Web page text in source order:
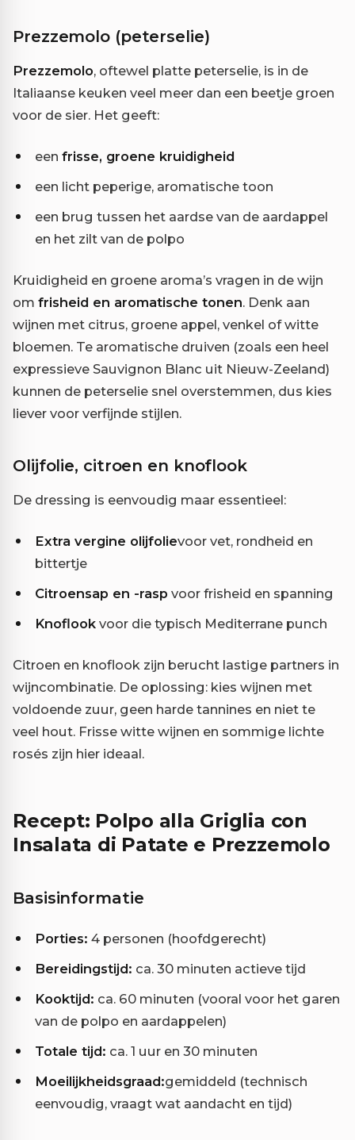
Prezzemolo (peterselie)
Prezzemolo, oftewel platte peterselie, is in de
Italiaanse keuken veel meer dan een beetje groen
voor de sier. Het geeft:
een frisse, groene kruidigheid
een licht peperige, aromatische toon
een brug tussen het aardse van de aardappel
en het zilt van de polpo
Kruidigheid en groene aroma’s vragen in de wijn
om frisheid en aromatische tonen. Denk aan
wijnen met citrus, groene appel, venkel of witte
bloemen. Te aromatische druiven (zoals een heel
expressieve Sauvignon Blanc uit Nieuw-Zeeland)
kunnen de peterselie snel overstemmen, dus kies
liever voor verfijnde stijlen.
Olijfolie, citroen en knoflook
De dressing is eenvoudig maar essentieel:
Extra vergine olijfolievoor vet, rondheid en
bittertje
Citroensap en -rasp voor frisheid en spanning
Knoflook voor die typisch Mediterrane punch
Citroen en knoflook zijn berucht lastige partners in
wijncombinatie. De oplossing: kies wijnen met
voldoende zuur, geen harde tannines en niet te
veel hout. Frisse witte wijnen en sommige lichte
rosés zijn hier ideaal.
Recept: Polpo alla Griglia con
Insalata di Patate e Prezzemolo
Basisinformatie
Porties: 4 personen (hoofdgerecht)
Bereidingstijd: ca. 30 minuten actieve tijd
Kooktijd: ca. 60 minuten (vooral voor het garen
van de polpo en aardappelen)
Totale tijd: ca. 1 uur en 30 minuten
Moeilijkheidsgraad:gemiddeld (technisch
eenvoudig, vraagt wat aandacht en tijd)